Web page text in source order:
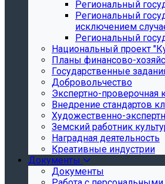
Региональный
Региональный
исключением
Региональный
Национальный проект
Планы финансово-
Государственные
Добровольчество
Экспертно-проверочная
Внедрение стандартов
Художественно-
Земский работник
Наградная деятельность
Креативные индустрии
Документы
Документы